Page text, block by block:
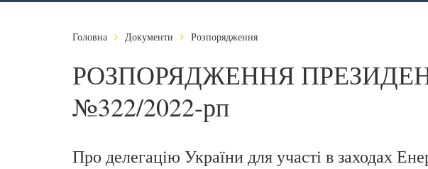
Головна Документи Розпорядження
РОЗПОРЯДЖЕННЯ
№322/2022-рп
Про делегацію України для участі в заходах